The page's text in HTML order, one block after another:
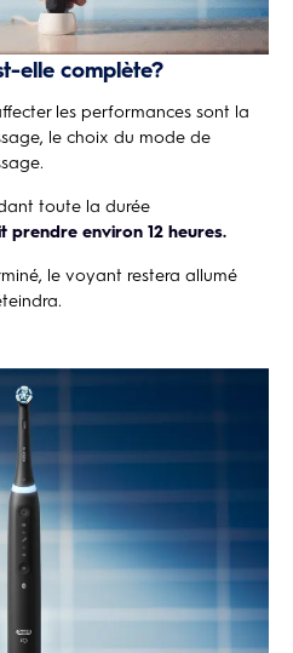
elle complète?
les performances sont la
le choix du mode de
toute la durée
prendre environ 12 heures.
le voyant restera allumé